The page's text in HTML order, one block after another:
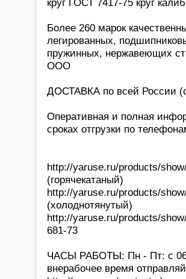
Более 260 марок
легированных,
пружинных, нержавеющих
ООО
ДОСТАВКА по всей России
Оперативная и полная
сроках отгрузки по
http://yaruse.ru/products/
(горячекатаный)
http://yaruse.ru/products/
(холоднотянутый)
http://yaruse.ru/products/
681-73
ЧАСЫ РАБОТЫ: Пн - Пт: с
внерабочее время